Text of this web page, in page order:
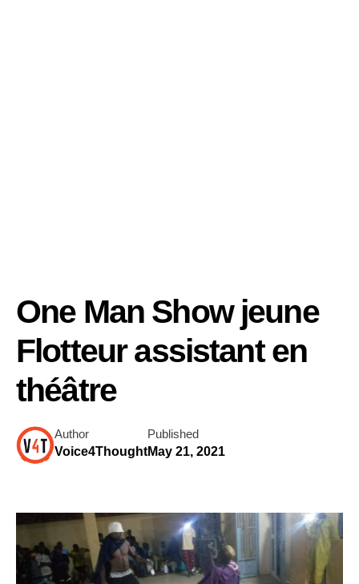
One Man Show jeune
Flotteur assistant en
théâtre
Author
Voice4Thought
Published
May 21, 2021